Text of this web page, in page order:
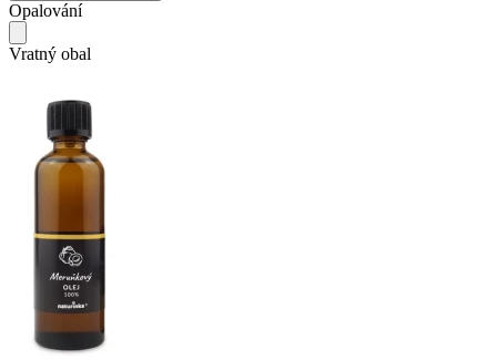
Opalování
Vratný obal